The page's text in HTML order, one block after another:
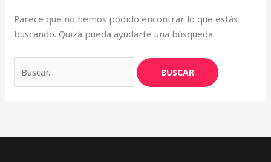
Parece que no hemos podido encontrar lo que estás
buscando. Quizá pueda ayudarte una búsqueda.
por: